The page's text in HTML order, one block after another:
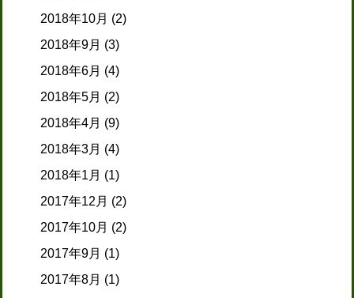
2018年10月 (2)
2018年9月 (3)
2018年6月 (4)
2018年5月 (2)
2018年4月 (9)
2018年3月 (4)
2018年1月 (1)
2017年12月 (2)
2017年10月 (2)
2017年9月 (1)
2017年8月 (1)